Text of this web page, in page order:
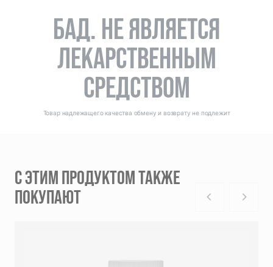
БАД. НЕ ЯВЛЯЕТСЯ
ЛЕКАРСТВЕННЫМ
СРЕДСТВОМ
Товар надлежащего качества обмену и возврату не подлежит
С ЭТИМ ПРОДУКТОМ ТАКЖЕ
ПОКУПАЮТ